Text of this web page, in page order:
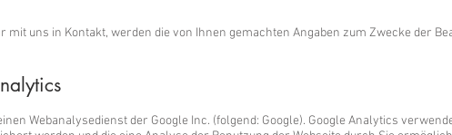
uns in Kontakt, werden die von Ihnen gemachten Angaben zum Zwecke der
Webanalysedienst der Google Inc. (folgend: Google). Google Analytics